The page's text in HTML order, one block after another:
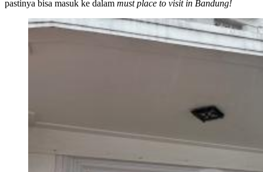
pastinya bisa masuk ke dalam must place to visit in Bandung!